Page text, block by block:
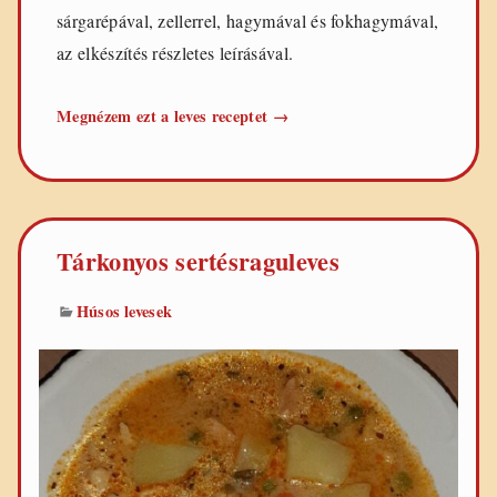
sárgarépával, zellerrel, hagymával és fokhagymával,
az elkészítés részletes leírásával.
Megnézem ezt a leves receptet Tejszínes-
→
Tárkonyos sertésraguleves
Húsos levesek